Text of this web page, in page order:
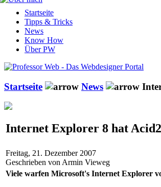
Startseite
Tipps & Tricks
News
Know How
Über PW
Startseite News
Internet Explorer 8 hat
Freitag, 21. Dezember 2007
Geschrieben von Armin Vieweg
Viele warfen Microsoft's Internet Explorer